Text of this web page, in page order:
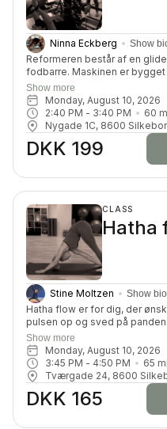
Ninna Eckberg Show
Reformeren består af en
fodbarre. Maskinen er
kan kan tilpasse
træning, hvor du vil blive
smidighed, balance,
Show more
Monday, August 10, 2026
2:40 PM - 3:40 PM 60
Nygade 1C, 8600
DKK 199
CLASS
Hatha
Stine Moltzen Show bio
Hatha flow er for dig, der
pulsen op og sved på
forskellige flows/sekvenser
leger med balance og styrke.
ned for tempoet og laver
Show more
Monday, August 10, 2026
3:45 PM - 4:50 PM 65
Tværgade 24, 8600
DKK 165